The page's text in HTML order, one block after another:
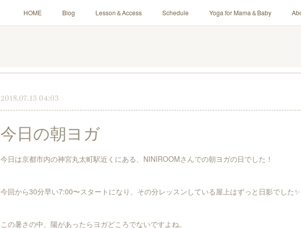
HOME Blog Lesson＆Access Schedule Yoga for Mama＆Baby
2018.07.15 04:03
今日の朝ヨガ
今日は京都市内の神宮丸太町駅近くにある、NINIROOMさんでの朝ヨガの日でした！
今回から30分早い7:00〜スタートになり、その分レッスンしている屋上はずっと日影でした✨
この暑さの中、陽があったらヨガどころでないですよね。